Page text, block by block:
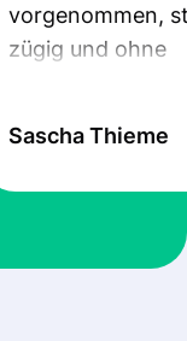
vorgenommen,
zügig und ohne
Sascha Thieme